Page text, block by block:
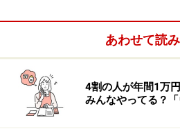
あわせて読
4割の人が年間1万
みんなやってる？「